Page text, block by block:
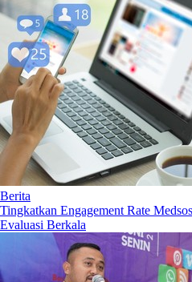
Berita
Tingkatkan Engagement Rate
Evaluasi Berkala